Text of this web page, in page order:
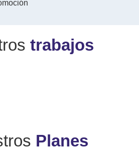
trabajos
Planes